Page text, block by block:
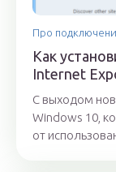
Про
Как
Internet
С выходом
Windows 10,
от